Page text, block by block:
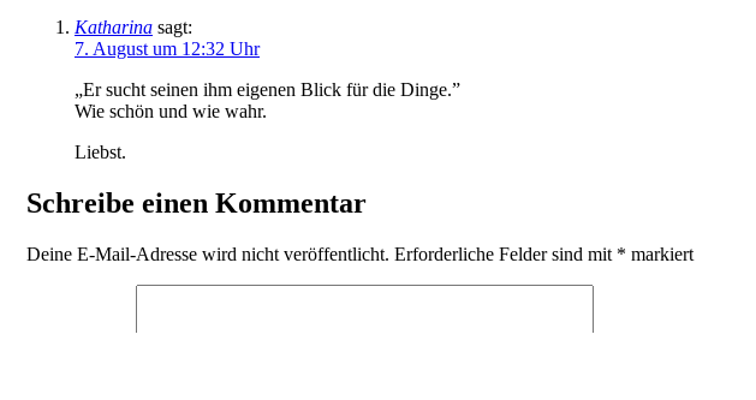
Katharina sagt:
7. August um 12:32 Uhr
„Er sucht seinen ihm eigenen Blick für die Dinge.”
Wie schön und wie wahr.
Liebst.
Schreibe einen Kommentar
Deine E-Mail-Adresse wird nicht veröffentlicht. Erforderliche Felder sind mit * markiert